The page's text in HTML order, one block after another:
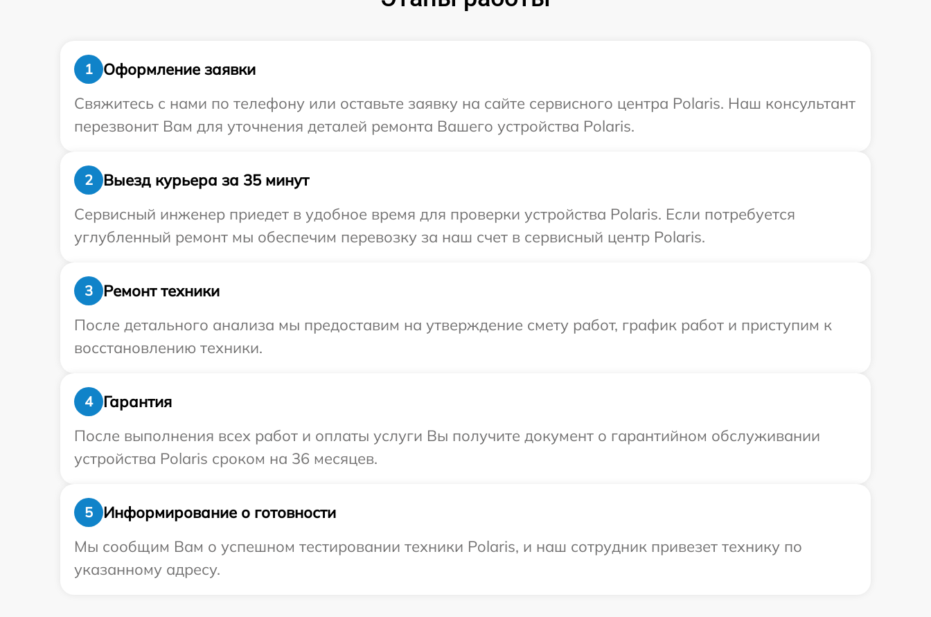
1
Оформление заявки
Свяжитесь с нами по телефону или оставьте заявку на сайте сервисного центра Polaris. Наш консультант
перезвонит Вам для уточнения деталей ремонта Вашего устройства Polaris.
2
Выезд курьера за 35 минут
Сервисный инженер приедет в удобное время для проверки устройства Polaris. Если потребуется
углубленный ремонт мы обеспечим перевозку за наш счет в сервисный центр Polaris.
3
Ремонт техники
После детального анализа мы предоставим на утверждение смету работ, график работ и приступим к
восстановлению техники.
4
Гарантия
После выполнения всех работ и оплаты услуги Вы получите документ о гарантийном обслуживании
устройства Polaris сроком на 36 месяцев.
5
Информирование о готовности
Мы сообщим Вам о успешном тестировании техники Polaris, и наш сотрудник привезет технику по
указанному адресу.